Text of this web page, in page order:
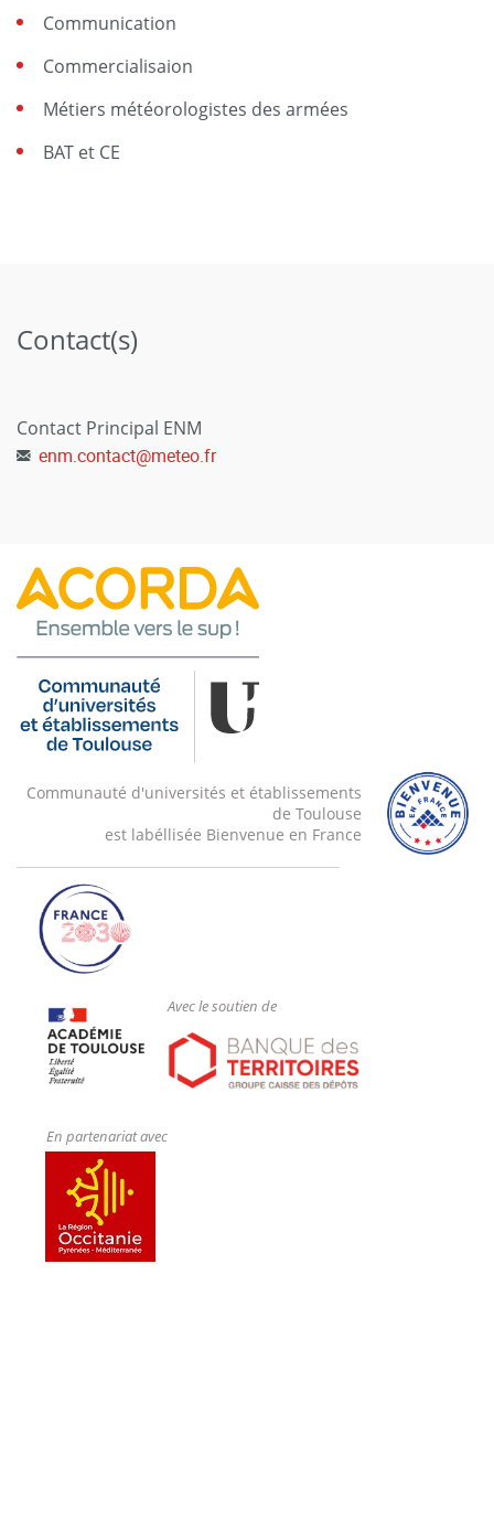
Communication
Commercialisaion
Métiers météorologistes des armées
BAT et CE
Contact(s)
Contact Principal ENM
enm.contact@meteo.fr
Communauté d'universités et établissements
de Toulouse
est labéllisée Bienvenue en France
Avec le soutien de
En partenariat avec